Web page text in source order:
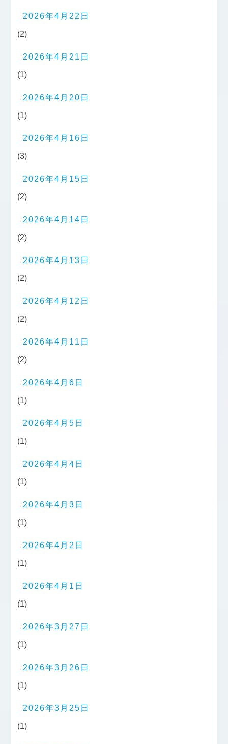
2026年4月22日
(2)
2026年4月21日
(1)
2026年4月20日
(1)
2026年4月16日
(3)
2026年4月15日
(2)
2026年4月14日
(2)
2026年4月13日
(2)
2026年4月12日
(2)
2026年4月11日
(2)
2026年4月6日
(1)
2026年4月5日
(1)
2026年4月4日
(1)
2026年4月3日
(1)
2026年4月2日
(1)
2026年4月1日
(1)
2026年3月27日
(1)
2026年3月26日
(1)
2026年3月25日
(1)